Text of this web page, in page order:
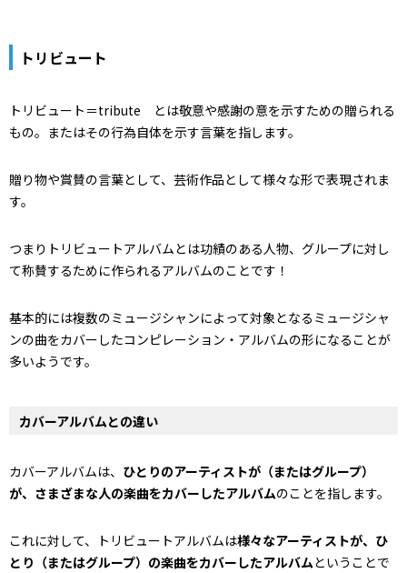
トリビュート
トリビュート＝tribute とは敬意や感謝の意を示すための贈られる
もの。またはその行為自体を示す言葉を指します。
贈り物や賞賛の言葉として、芸術作品として様々な形で表現されま
す。
つまりトリビュートアルバムとは功績のある人物、グループに対し
て称賛するために作られるアルバムのことです！
基本的には複数のミュージシャンによって対象となるミュージシャ
ンの曲をカバーしたコンピレーション・アルバムの形になることが
多いようです。
カバーアルバムとの違い
カバーアルバムは、 ひとりのアーティストが（またはグループ）
が、さまざまな人の楽曲をカバーしたアルバムのことを指します。
これに対して、トリビュートアルバムは様々なアーティストが、ひ
とり（またはグループ）の楽曲をカバーしたアルバムということで